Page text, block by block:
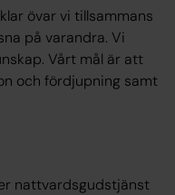
övar vi tillsammans
på varandra. Vi
Vårt mål är att
och fördjupning samt
nattvardsgudstjänst